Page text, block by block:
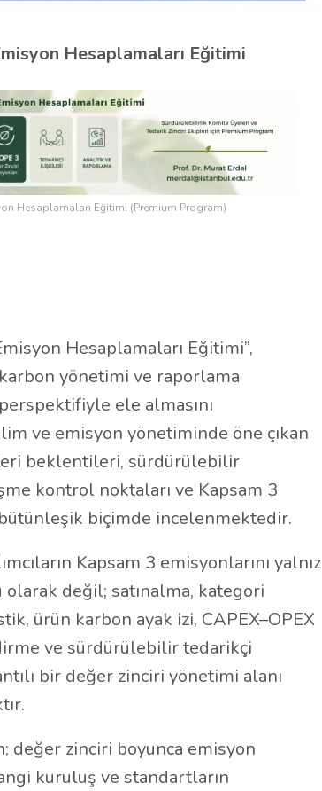
Hesaplamaları Eğitimi
Hesaplamaları Eğitimi (Premium Program)
Hesaplamaları Eğitimi”,
yönetimi ve raporlama
ele almasını
ve emisyon yönetiminde öne çıkan
beklentileri, sürdürülebilir
kontrol noktaları ve Kapsam 3
bütünleşik biçimde incelenmektedir.
Kapsam 3 emisyonlarını yalnız
değil; satınalma, kategori
ürün karbon ayak izi, CAPEX–OPEX
ve sürdürülebilir tedarikçi
bir değer zinciri yönetimi alanı
değer zinciri boyunca emisyon
kuruluş ve standartların